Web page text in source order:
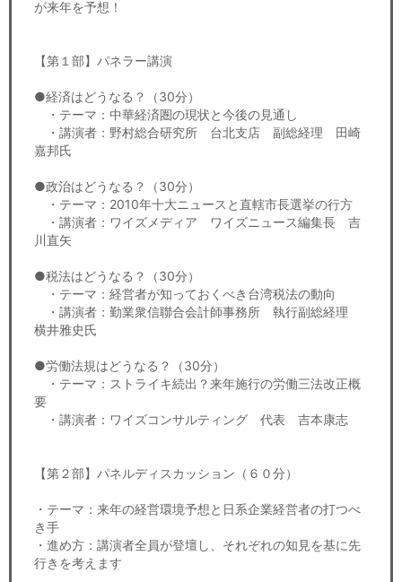
が来年を予想！
【第１部】パネラー講演
●経済はどうなる？（30分）
・テーマ：中華経済圏の現状と今後の見通し
・講演者：野村総合研究所 台北支店 副総経理 田崎
嘉邦氏
●政治はどうなる？（30分）
・テーマ：2010年十大ニュースと直轄市長選挙の行方
・講演者：ワイズメディア ワイズニュース編集長 吉
川直矢
●税法はどうなる？（30分）
・テーマ：経営者が知っておくべき台湾税法の動向
・講演者：勤業衆信聯合会計師事務所 執行副総経理
横井雅史氏
●労働法規はどうなる？（30分）
・テーマ：ストライキ続出？来年施行の労働三法改正概
要
・講演者：ワイズコンサルティング 代表 吉本康志
【第２部】パネルディスカッション（６０分）
・テーマ：来年の経営環境予想と日系企業経営者の打つべ
き手
・進め方：講演者全員が登壇し、それぞれの知見を基に先
行きを考えます